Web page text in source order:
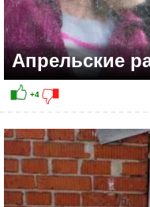
+1
Апрельские